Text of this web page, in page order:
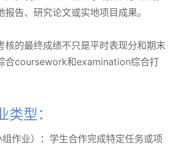
告、研究论文或实地项目成果。
核的最终成绩不只是平时表现分和期末
合coursework和examination综合打
型：
作业）：学生合作完成特定任务或项